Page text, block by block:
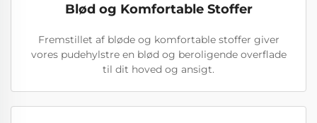
Blød og Komfortable Stoffer
Fremstillet af bløde og komfortable stoffer giver
vores pudehylstre en blød og beroligende overflade
til dit hoved og ansigt.